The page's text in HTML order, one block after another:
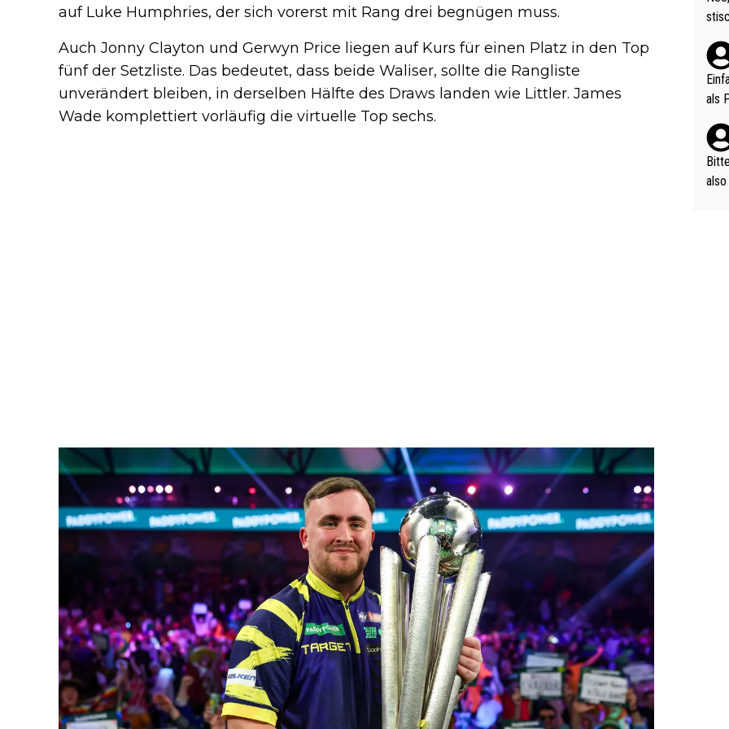
auf Luke Humphries, der sich vorerst mit Rang drei begnügen muss.
Auch Jonny Clayton und Gerwyn Price liegen auf Kurs für einen Platz in den Top
fünf der Setzliste. Das bedeutet, dass beide Waliser, sollte die Rangliste
unverändert bleiben, in derselben Hälfte des Draws landen wie Littler. James
Wade komplettiert vorläufig die virtuelle Top sechs.
(in
als
nes
ttler
vV
als